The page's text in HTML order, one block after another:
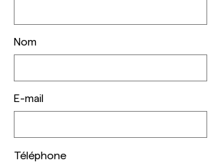
Nom
E-mail
Téléphone